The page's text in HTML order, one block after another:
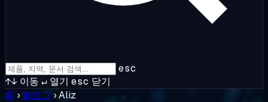
esc
↑↓ 이동 ↵ 열기 esc 닫기
홈 › 블로그 ›Aliz